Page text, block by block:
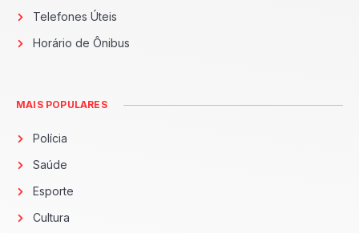
Telefones Úteis
Horário de Ônibus
MAIS POPULARES
Polícia
Saúde
Esporte
Cultura